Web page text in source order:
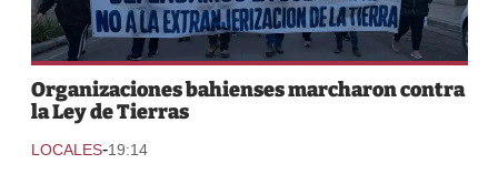
Organizaciones bahienses marcharon contra
la Ley de Tierras
LOCALES-19:14